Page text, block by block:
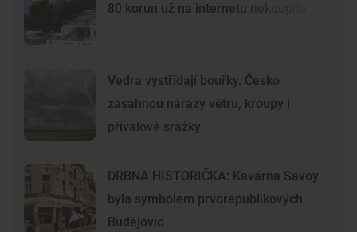
80 korun už na internetu nekoupíte
Vedra vystřídají bouřky. Česko
zasáhnou nárazy větru, kroupy i
přívalové srážky
DRBNA HISTORIČKA: Kavárna Savoy
byla symbolem prvorepublikových
Budějovic